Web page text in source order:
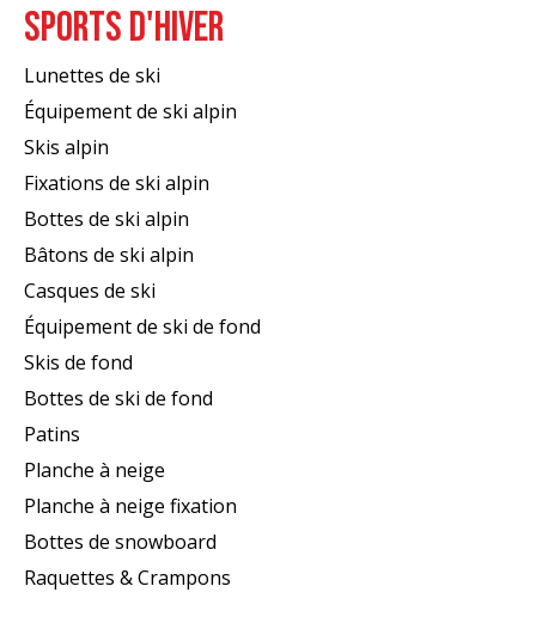
SPORTS D'HIVER
Lunettes de ski
Équipement de ski alpin
Skis alpin
Fixations de ski alpin
Bottes de ski alpin
Bâtons de ski alpin
Casques de ski
Équipement de ski de fond
Skis de fond
Bottes de ski de fond
Patins
Planche à neige
Planche à neige fixation
Bottes de snowboard
Raquettes & Crampons